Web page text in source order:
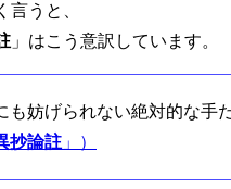
言うと、
」はこう意訳しています。
も妨げられない絶対的な手
抄論註 」）